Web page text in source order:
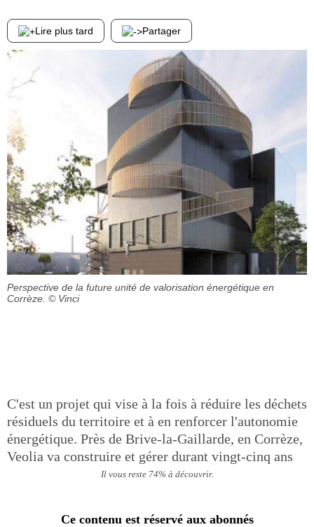
Lire plus tard Partager
Perspective de la future unité de valorisation énergétique en
Corrèze. © Vinci
C'est un projet qui vise à la fois à réduire les déchets
résiduels du territoire et à en renforcer l'autonomie
énergétique. Près de Brive-la-Gaillarde, en Corrèze,
Veolia va construire et gérer durant vingt-cinq ans
Il vous reste 74% à découvrir.
Ce contenu est réservé aux abonnés